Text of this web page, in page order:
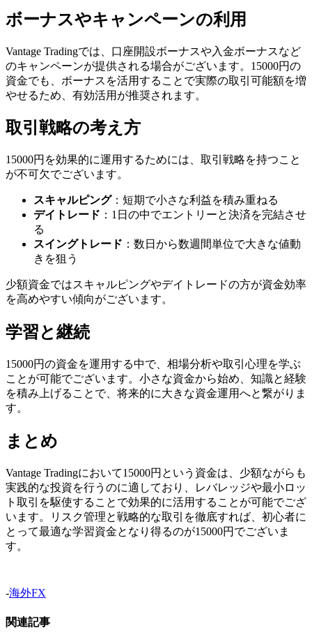
ボーナスやキャンペーンの利用
Vantage Tradingでは、口座開設ボーナスや入金ボーナスなど
のキャンペーンが提供される場合がございます。15000円の
資金でも、ボーナスを活用することで実際の取引可能額を増
やせるため、有効活用が推奨されます。
取引戦略の考え方
15000円を効果的に運用するためには、取引戦略を持つこと
が不可欠でございます。
スキャルピング：短期で小さな利益を積み重ねる
デイトレード ：1日の中でエントリーと決済を完結させ
る
スイングトレード ：数日から数週間単位で大きな値動
きを狙う
少額資金ではスキャルピングやデイトレードの方が資金効率
を高めやすい傾向がございます。
学習と継続
15000円の資金を運用する中で、相場分析や取引心理を学ぶ
ことが可能でございます。小さな資金から始め、知識と経験
を積み上げることで、将来的に大きな資金運用へと繋がりま
す。
まとめ
Vantage Tradingにおいて15000円という資金は、少額ながらも
実践的な投資を行うのに適しており、レバレッジや最小ロッ
ト取引を駆使することで効果的に活用することが可能でござ
います。リスク管理と戦略的な取引を徹底すれば、初心者に
とって最適な学習資金となり得るのが15000円でございま
す。
-海外FX
関連記事